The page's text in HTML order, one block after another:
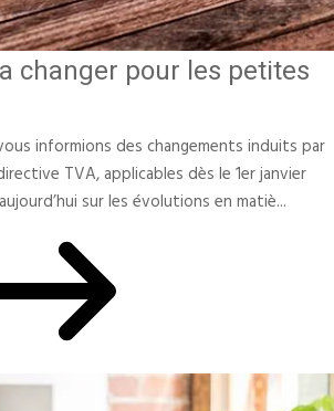
changer pour les petites
informions des changements induits par
TVA, applicables dès le 1er janvier
sur les évolutions en matiè...